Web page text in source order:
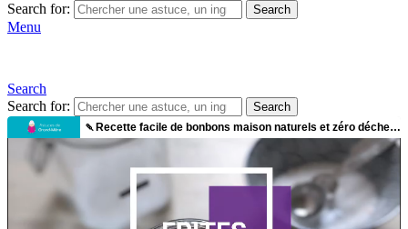
Search for:
Search
Menu
Search
Search for:
Search